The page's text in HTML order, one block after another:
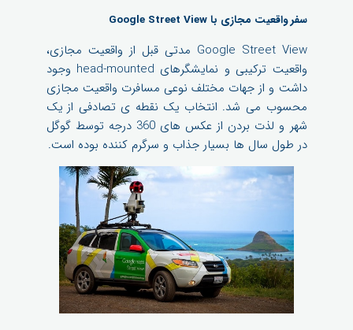
سفر واقعیت مجازی با Google Street View
Google Street View مدتی قبل از واقعیت مجازی،
واقعیت ترکیبی و نمایشگرهای head-mounted وجود
داشت و از جهات مختلف نوعی مسافرت واقعیت مجازی
محسوب می شد. انتخاب یک نقطه ی تصادفی از یک
شهر و لذت بردن از عکس های 360 درجه توسط گوگل
در طول سال ها بسیار جذاب و سرگرم کننده بوده است.